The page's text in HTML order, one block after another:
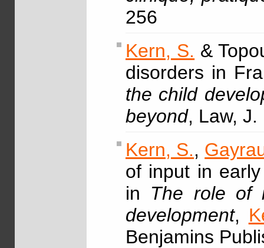
256
Kern, S. &
disorders in
the child
beyond, Law,
Kern, S.,
of input in
in The role of
development,
Benjamins